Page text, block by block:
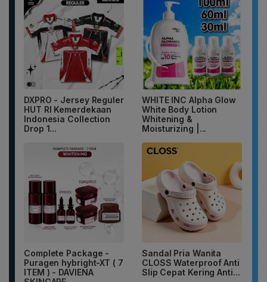
DXPRO - Jersey Reguler
HUT RI Kemerdekaan
Indonesia Collection
Drop 1...
WHITE INC Alpha Glow
White Body Lotion
Whitening &
Moisturizing |...
Complete Package -
Puragen hybright-XT ( 7
ITEM ) - DAVIENA
Sandal Pria Wanita
CLOSS Waterproof Anti
Slip Cepat Kering Anti...